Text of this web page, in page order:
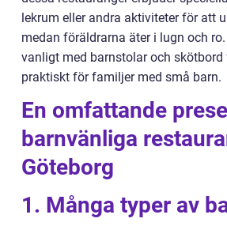
lekrum eller andra aktiviteter för att
medan föräldrarna äter i lugn och
vanligt med barnstolar och
praktiskt för familjer med små barn.
En omfattande
barnvänliga
Göteborg
1. Många typer av